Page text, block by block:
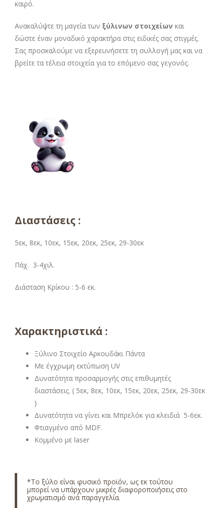
καιρό.
Ανακαλύψτε τη μαγεία των ξύλινων στοιχείων και
δώστε έναν μοναδικό χαρακτήρα στις ειδικές σας στιγμές.
Σας προσκαλούμε να εξερευνήσετε τη συλλογή μας και να
βρείτε τα τέλεια στοιχεία για το επόμενο σας γεγονός.
Διαστάσεις :
5εκ, 8εκ, 10εκ, 15εκ, 20εκ, 25εκ, 29-30εκ
Πάχ. 3-4χιλ.
Διάσταση Κρίκου : 5-6 εκ.
Χαρακτηριστικά :
Ξύλινο Στοιχείο Αρκουδάκι Πάντα
Με έγχρωμη εκτύπωση UV
Δυνατότητα προσαρμογής στις επιθυμητές
διαστάσεις. ( 5εκ, 8εκ, 10εκ, 15εκ, 20εκ, 25εκ, 29-30εκ
)
Δυνατότητα να γίνει και Μπρελόκ για κλειδιά 5-6εκ.
Φτιαγμένο από MDF.
Κομμένο με laser
*Το ξύλο είναι φυσικό προϊόν, ως εκ τούτου
μπορεί να υπάρχουν μικρές διαφοροποιήσεις στο
χρωματισμό ανά παραγγελία.